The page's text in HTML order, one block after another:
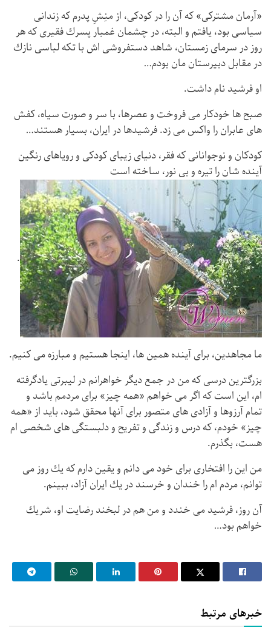
«آرمان مشتركی» كه آن را در كودكی، از منِشِ پدرم كه زندانی
سياسی بود، یافتم و البته، در چشمان غمبار پسرك فقيری كه هر
روز در سرمای زمستان، شاهد دستفروشی اش با تكه لباسی نازك
در مقابل دبیرستان مان بودم…
او فرشید نام داشت.
صبح ها خودكار می فروخت و عصرها، با سر و صورت سیاه، كفش
های عابران را واكس می زد. فرشیدها در ایران، بسیار هستند…
كودكان و نوجوانانی كه فقر، دنیای زیبای كودكی و رویاهای رنگین
آینده شان را تیره و بی نور، ساخته است
.
ما مجاهدین، برای آینده همین ها، اینجا هستیم و مبارزه می كنیم.
بزرگترین درسی كه من در جمع دیگر خواهرانم در لیبرتی یادگرفته
ام، این است كه اگر می خواهم «همه چیز» برای مردمم باشد و
تمام آرزوها و آزادی های متصور برای آنها محقق شود، بايد از «همه
چيز» خودم، كه درس و زندگی و تفریح و دلبستگی های شخصی ام
هست، بگذرم.
من این را افتخاری برای خود می دانم و یقین دارم كه یك روز می
توانم، مردم ام را خندان و خرسند در یك ایران آزاد، ببينم.
آن روز، فرشید می خندد و من هم در لبخند رضایت او، شریك
خواهم بود…
خبرهای مرتبط